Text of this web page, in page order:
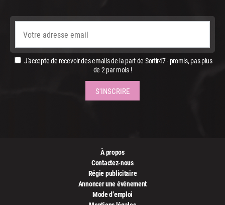
J'accepte de recevoir des emails de la part de Sortir47 - promis, pas plus
de 2 par mois !
À propos
Contactez-nous
Régie publicitaire
Annoncer une événement
Mode d’emploi